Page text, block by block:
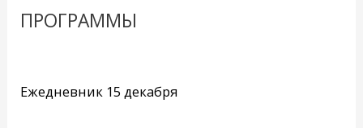
ПРОГРАММЫ
Ежедневник 15 декабря